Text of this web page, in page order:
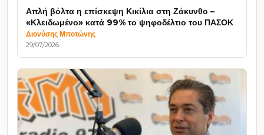
Απλή βόλτα η επίσκεψη Κικίλια στη Ζάκυνθο –
«Κλειδωμένο» κατά 99% το ψηφοδέλτιο του ΠΑΣΟΚ
Διονύσης Μποτώνης
29/07/2026